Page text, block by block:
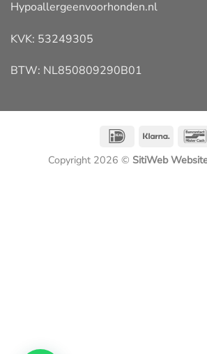
Hypoallergeenvoorhonden.nl
KVK: 53249305
BTW: NL850809290B01
IDeal Klarna
Copyright 2026 © SitiWeb